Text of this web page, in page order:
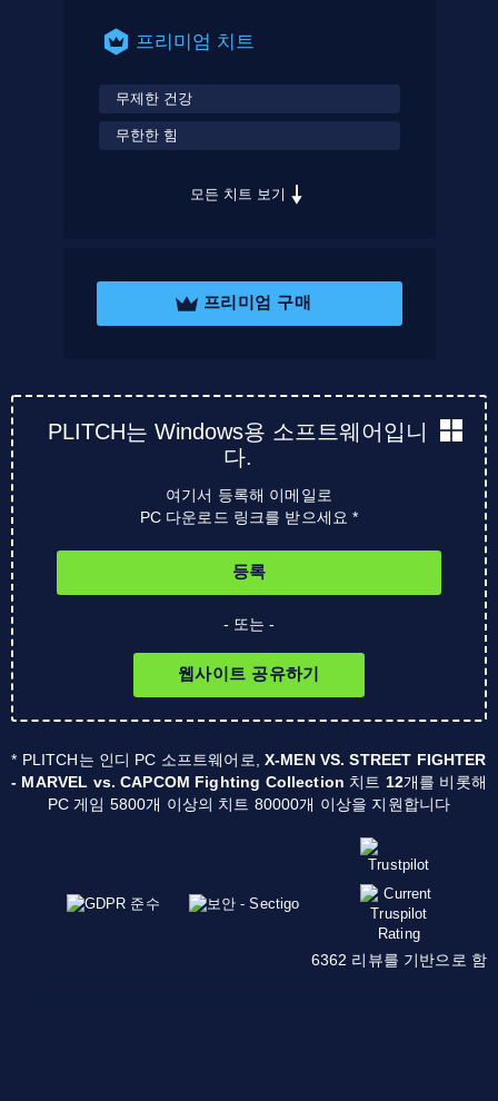
프리미엄 치트
무제한 건강
무한한 힘
모든 치트 보기
프리미엄 구매
PLITCH는 Windows용 소프트웨어입니
다.
여기서 등록해 이메일로
PC 다운로드 링크를 받으세요 *
등록
- 또는 -
웹사이트 공유하기
* PLITCH는 인디 PC 소프트웨어로, X-MEN VS. STREET FIGHTER
- MARVEL vs. CAPCOM Fighting Collection 치트 12개를 비롯해
PC 게임 5800개 이상의 치트 80000개 이상을 지원합니다
6362 리뷰를 기반으로 함